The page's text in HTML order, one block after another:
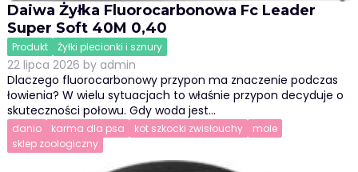
Daiwa Żyłka Fluorocarbonowa Fc Leader
Super Soft 40M 0,40
Produkt Żyłki plecionki i sznury
22 lipca 2026 by admin
Dlaczego fluorocarbonowy przypon ma znaczenie podczas
łowienia? W wielu sytuacjach to właśnie przypon decyduje o
skuteczności połowu. Gdy woda jest…
danio karma dla psa kot szkocki zwisłouchy
mole
sklep zoologiczny